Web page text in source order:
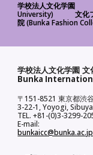
学校法人文化学園
University)
文化
院(Bunka Fashion
学校法人文化学園
Bunka
〒151-8521 東京都渋
3-22-1, Yoyogi,
TEL. +81-(0)3-3299-
E-mail:
bunkaicc@bunka.ac.jp